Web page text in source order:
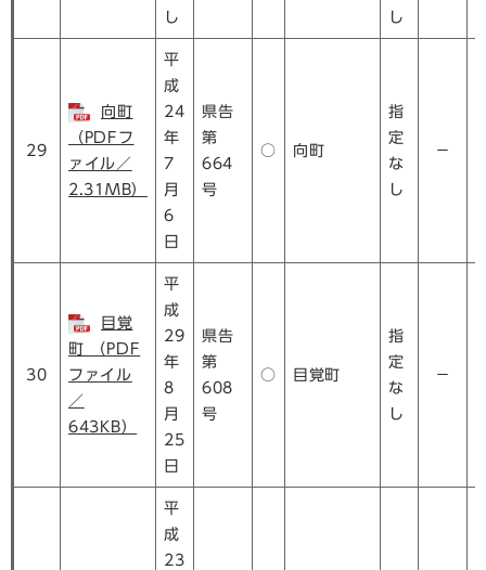
し
し
29
向町
（PDFフ
ァイル／
2.31MB）
平
成
24
年
7
月
6
日
県告
第
664
号
○ 向町
指
定
な
し
－
30
目覚
町 （PDF
ファイル
／
643KB）
平
成
29
年
8
月
25
日
県告
第
608
号
○ 目覚町
指
定
な
し
－
平
成
23